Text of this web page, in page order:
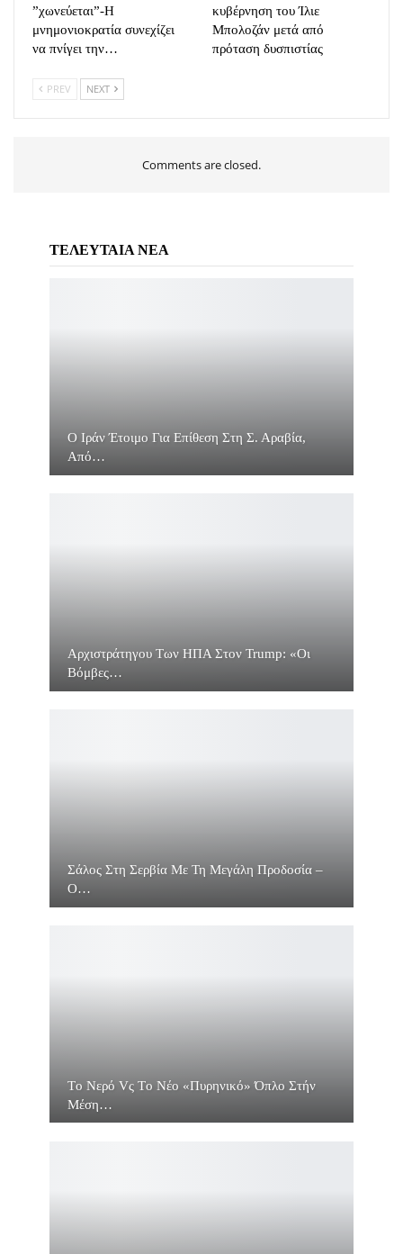
”χωνεύεται”-Η
μνημονιοκρατία συνεχίζει
να πνίγει την…
κυβέρνηση του Ίλιε
Μπολοζάν μετά από
πρόταση δυσπιστίας
PREV NEXT
Comments are closed.
ΤΕΛΕΥΤΑΙΑ ΝΕΑ
O Ιράν Έτοιμο Για Επίθεση Στη Σ. Αραβία,
Από…
Αρχιστράτηγου Των ΗΠΑ Στον Trump: «Οι
Βόμβες…
Σάλος Στη Σερβία Με Τη Μεγάλη Προδοσία –
O…
Τo Νερό Vς Τo Νέο «πυρηνικό» Όπλο Στήν
Μέση…